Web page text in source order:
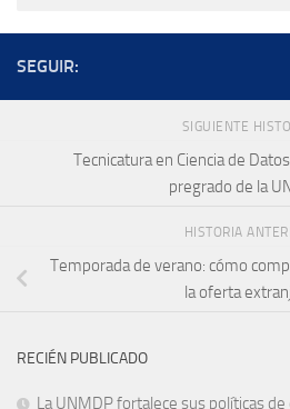
SEGUIR:
SIGUIENTE
Tecnicatura en Ciencia de
pregrado de la
HISTORIA
Temporada de verano: cómo
la oferta
RECIÉN PUBLICADO
La UNMDP fortalece sus políticas